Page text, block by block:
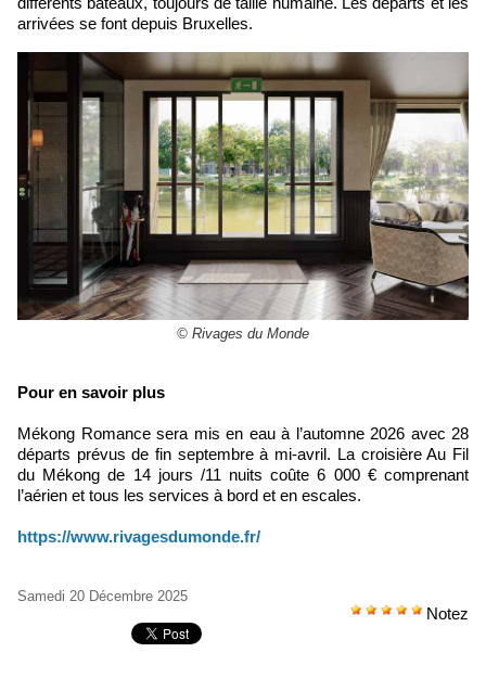
arrivées se font depuis Bruxelles.
© Rivages du Monde
Pour en savoir plus
Mékong Romance sera mis en eau à l’automne 2026 avec 28
départs prévus de fin septembre à mi-avril. La croisière Au Fil
du Mékong de 14 jours /11 nuits coûte 6 000 € comprenant
l’aérien et tous les services à bord et en escales.
https://www.rivagesdumonde.fr/
Samedi 20 Décembre 2025
Notez